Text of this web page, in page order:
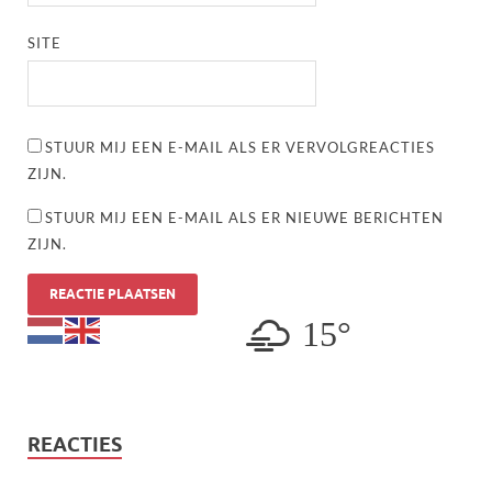
SITE
STUUR MIJ EEN E-MAIL ALS ER VERVOLGREACTIES
ZIJN.
STUUR MIJ EEN E-MAIL ALS ER NIEUWE BERICHTEN
ZIJN.
15°
REACTIES